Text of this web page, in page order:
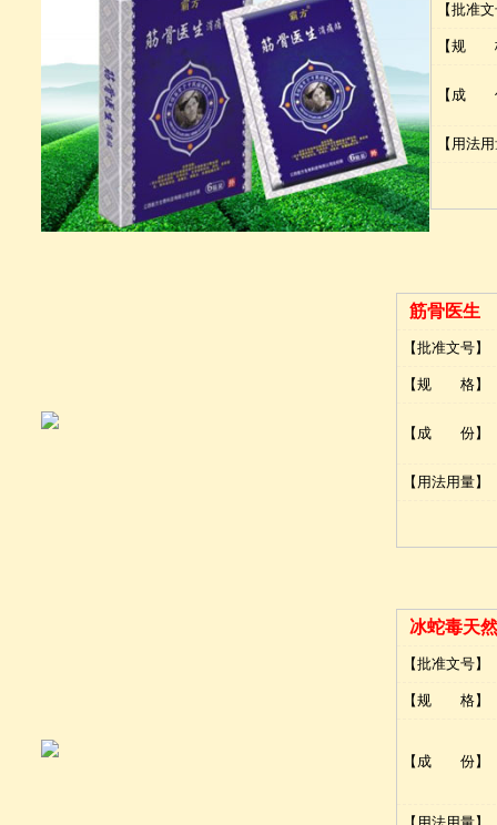
【批准
【规
【成
【用法
筋骨医生
【批准文号】
【规 格】
【成 份】
【用法用量】
冰蛇毒天
【批准文号】
【规 格】
【成 份】